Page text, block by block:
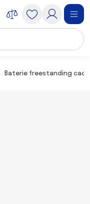
Baterie freestanding